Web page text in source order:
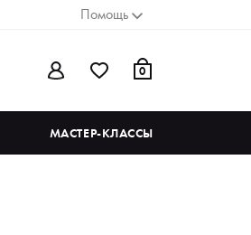
Помощь
0
МАСТЕР-КЛАССЫ